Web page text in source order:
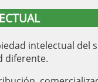
intelectual del
diferente.